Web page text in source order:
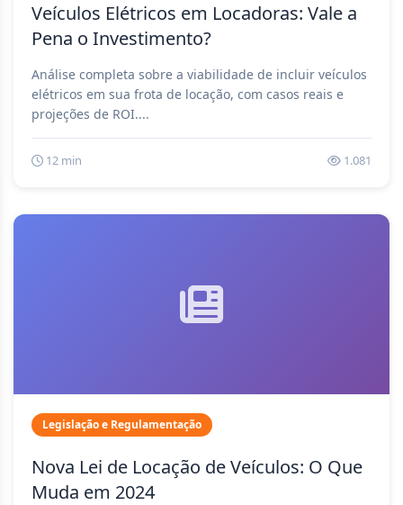
Veículos Elétricos em Locadoras: Vale a
Pena o Investimento?
Análise completa sobre a viabilidade de incluir veículos
elétricos em sua frota de locação, com casos reais e
projeções de ROI....
12 min 1.081
Legislação e Regulamentação
Nova Lei de Locação de Veículos: O Que
Muda em 2024